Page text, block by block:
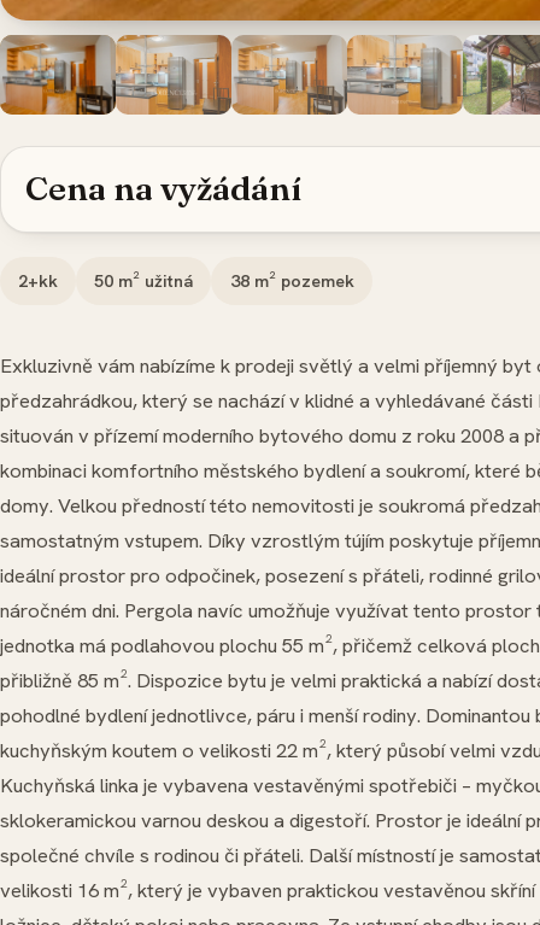
Cena na vyžádání
2+kk 50 m² užitná 38m² pozemek
Exkluzivně vám nabízíme k prodeji světlý a velmi příjemný
předzahrádkou, který se nachází v klidné a vyhledávané části
situován v přízemí moderního bytového domu z roku 2008 a
kombinaci komfortního městského bydlení a soukromí, které
domy. Velkou předností této nemovitosti je soukromá
samostatným vstupem. Díky vzrostlým tújím poskytuje
ideální prostor pro odpočinek, posezení s přáteli, rodinné
náročném dni. Pergola navíc umožňuje využívat tento
jednotka má podlahovou plochu 55 m², přičemž celková
přibližně 85 m². Dispozice bytu je velmi praktická a nabízí
pohodlné bydlení jednotlivce, páru i menší rodiny.
kuchyňským koutem o velikosti 22 m², který působí velmi
Kuchyňská linka je vybavena vestavěnými spotřebiči –
sklokeramickou varnou deskou a digestoří. Prostor je ideální
společné chvíle s rodinou či přáteli. Další místností je
velikosti 16 m², který je vybaven praktickou vestavěnou